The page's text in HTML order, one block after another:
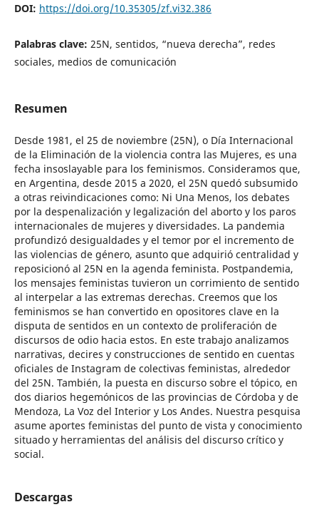
DOI: https://doi.org/10.35305/zf.vi32.386
Palabras clave: 25N, sentidos, “nueva derecha”, redes
sociales, medios de comunicación
Resumen
Desde 1981, el 25 de noviembre (25N), o Día Internacional
de la Eliminación de la violencia contra las Mujeres, es una
fecha insoslayable para los feminismos. Consideramos que,
en Argentina, desde 2015 a 2020, el 25N quedó subsumido
a otras reivindicaciones como: Ni Una Menos, los debates
por la despenalización y legalización del aborto y los paros
internacionales de mujeres y diversidades. La pandemia
profundizó desigualdades y el temor por el incremento de
las violencias de género, asunto que adquirió centralidad y
reposicionó al 25N en la agenda feminista. Postpandemia,
los mensajes feministas tuvieron un corrimiento de sentido
al interpelar a las extremas derechas. Creemos que los
feminismos se han convertido en opositores clave en la
disputa de sentidos en un contexto de proliferación de
discursos de odio hacia estos. En este trabajo analizamos
narrativas, decires y construcciones de sentido en cuentas
oficiales de Instagram de colectivas feministas, alrededor
del 25N. También, la puesta en discurso sobre el tópico, en
dos diarios hegemónicos de las provincias de Córdoba y de
Mendoza, La Voz del Interior y Los Andes. Nuestra pesquisa
asume aportes feministas del punto de vista y conocimiento
situado y herramientas del análisis del discurso crítico y
social.
Descargas